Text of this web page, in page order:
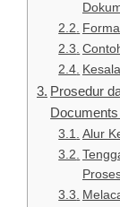
Prosedur
Alur